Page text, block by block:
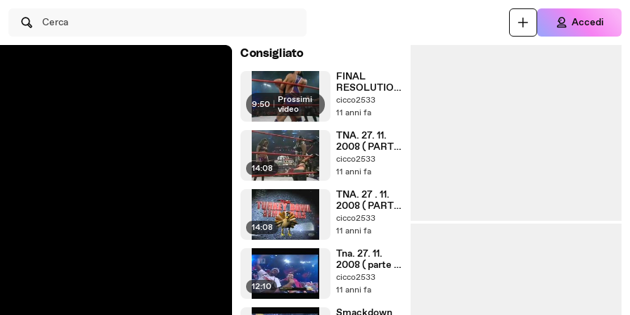
Cerca Accedi
Consigliato
9:50 | Prossimi
video
FINAL
RESOLUTION
8. 12. 2008 (
cicco2533
11 anni fa
14:08
TNA. 27. 11.
2008 ( PARTE
4. 6 )
cicco2533
11 anni fa
14:08
TNA. 27 . 11.
2008 ( PARTE
2. 6 )
cicco2533
11 anni fa
12:10
Tna. 27. 11.
2008 ( parte 1,
6 )
cicco2533
11 anni fa